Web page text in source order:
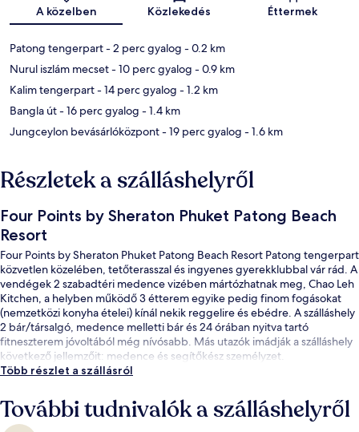
A közelben Közlekedés Éttermek
Patong tengerpart- 2 perc gyalog - 0.2 km
Nurul iszlám mecset- 10 perc gyalog - 0.9 km
Kalim tengerpart- 14 perc gyalog - 1.2 km
Bangla út- 16 perc gyalog - 1.4 km
Jungceylon bevásárlóközpont- 19 perc gyalog - 1.6 km
Részletek a szálláshelyről
Four Points by Sheraton Phuket Patong Beach
Resort
Four Points by Sheraton Phuket Patong Beach Resort Patong tengerpart
közvetlen közelében, tetőterasszal és ingyenes gyerekklubbal vár rád. A
vendégek 2 szabadtéri medence vizében mártózhatnak meg, Chao Leh
Kitchen, a helyben működő 3 étterem egyike pedig finom fogásokat
(nemzetközi konyha ételei) kínál nekik reggelire és ebédre. A szálláshely
2 bár/társalgó, medence melletti bár és 24 órában nyitva tartó
fitneszterem jóvoltából még nívósabb. Más utazók imádják a szálláshely
következő jellemzőit: medence és segítőkész személyzet.
Több részlet a szállásról
További tudnivalók a szálláshelyről